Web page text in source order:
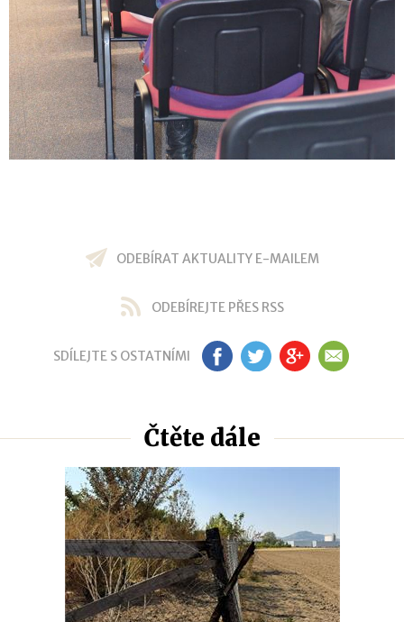
ODEBÍRAT AKTUALITY E-MAILEM
ODEBÍREJTE PŘES RSS
SDÍLEJTE S OSTATNÍMI FB TW GP EM
Čtěte dále